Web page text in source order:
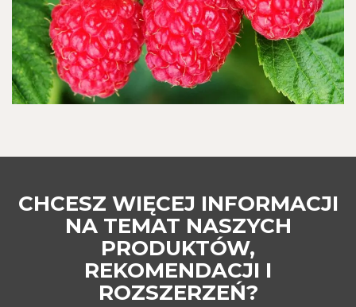
CHCESZ WIĘCEJ INFORMACJI
NA TEMAT NASZYCH
PRODUKTÓW,
REKOMENDACJI I
ROZSZERZEŃ?